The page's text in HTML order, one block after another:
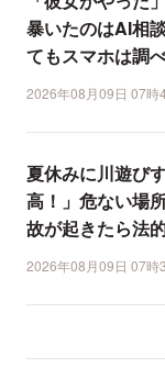
暴いたのはAI相
てもスマホは調
2026年08月09日 07時
夏休みに川遊び
高！」危ない場
故が起きたら法
2026年08月09日 07時